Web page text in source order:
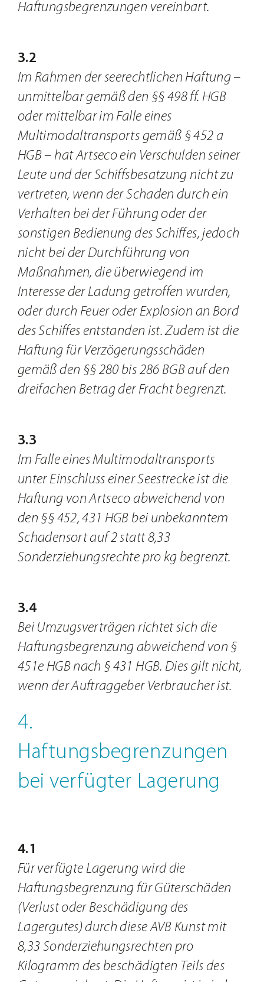
Haftungsbegrenzungen vereinbart.
3.2
Im Rahmen der seerechtlichen Haftung –
unmittelbar gemäß den §§ 498 ff. HGB
oder mittelbar im Falle eines
Multimodaltransports gemäß § 452 a
HGB – hat Artseco ein Verschulden seiner
Leute und der Schiffsbesatzung nicht zu
vertreten, wenn der Schaden durch ein
Verhalten bei der Führung oder der
sonstigen Bedienung des Schiffes, jedoch
nicht bei der Durchführung von
Maßnahmen, die überwiegend im
Interesse der Ladung getroffen wurden,
oder durch Feuer oder Explosion an Bord
des Schiffes entstanden ist. Zudem ist die
Haftung für Verzögerungsschäden
gemäß den §§ 280 bis 286 BGB auf den
dreifachen Betrag der Fracht begrenzt.
3.3
Im Falle eines Multimodaltransports
unter Einschluss einer Seestrecke ist die
Haftung von Artseco abweichend von
den §§ 452, 431 HGB bei unbekanntem
Schadensort auf 2 statt 8,33
Sonderziehungsrechte pro kg begrenzt.
3.4
Bei Umzugsverträgen richtet sich die
Haftungsbegrenzung abweichend von §
451e HGB nach § 431 HGB. Dies gilt nicht,
wenn der Auftraggeber Verbraucher ist.
4.
Haftungsbegrenzungen
bei verfügter Lagerung
4.1
Für verfügte Lagerung wird die
Haftungsbegrenzung für Güterschäden
(Verlust oder Beschädigung des
Lagergutes) durch diese AVB Kunst mit
8,33 Sonderziehungsrechten pro
Kilogramm des beschädigten Teils des